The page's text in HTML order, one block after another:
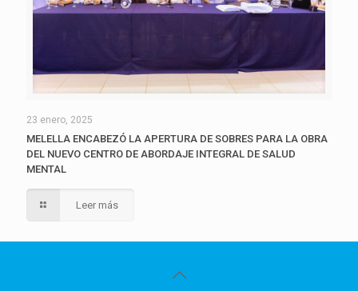
23 enero, 2025
MELELLA ENCABEZÓ LA APERTURA DE SOBRES PARA LA OBRA
DEL NUEVO CENTRO DE ABORDAJE INTEGRAL DE SALUD
MENTAL
Leer más